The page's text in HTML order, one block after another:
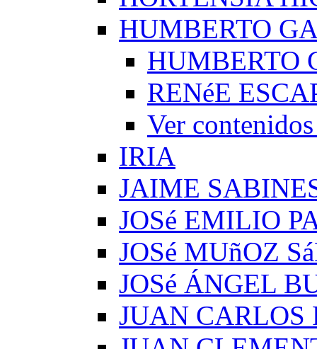
HUMBERTO
HUMBERTO
RENéE
Ver
IRIA
JAIME
JOSé EMILIO
JOSé MUñOZ
JOSé ÁNGEL
JUAN CARLOS